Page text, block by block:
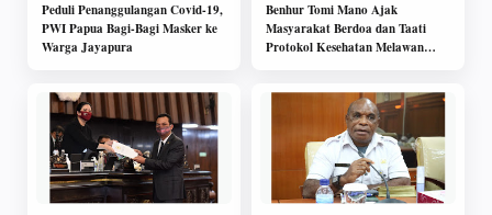
Peduli Penanggulangan Covid-19,
PWI Papua Bagi-Bagi Masker ke
Warga Jayapura
Benhur Tomi Mano Ajak
Masyarakat Berdoa dan Taati
Protokol Kesehatan Melawan